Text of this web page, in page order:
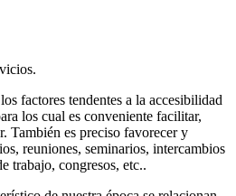
factores tendentes a la accesibilidad
los cual es conveniente facilitar,
También es preciso favorecer y
reuniones, seminarios, intercambios
trabajo, congresos, etc..